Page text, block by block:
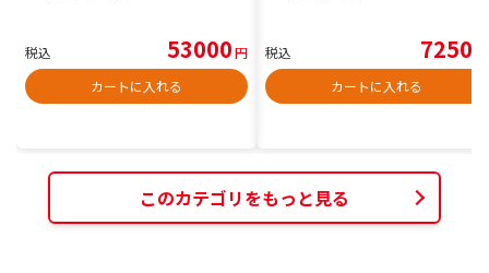
税込 53000円
カートに入れる
税込 7250
カートに入れる
このカテゴリをもっと見る